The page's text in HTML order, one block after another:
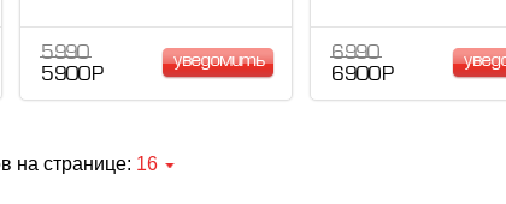
5 990
5 900 Р
уведомить
6 990
6 900 Р
на странице: 16